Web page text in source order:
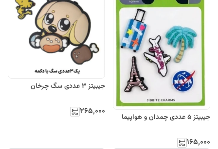
جیبیتز ۵ عددی چمدان و هواپیما
۱۶۵٬۰۰۰
جیبیتز ۳ عددی سگ چرخان
۲۶۵٬۰۰۰